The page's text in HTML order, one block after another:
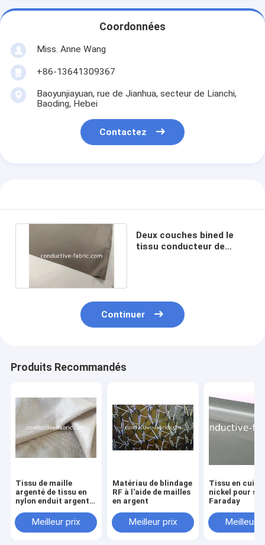
Coordonnées
Miss. Anne Wang
+86-13641309367
Baoyunjiayuan, rue de Jianhua, secteur de Lianchi,
Baoding, Hebei
Contactez
Deux couches bined le
tissu conducteur de
Continuer
Produits Recommandés
Tissu de maille
argenté de tissu en
nylon enduit argenté
d'armature de rf
Meilleur prix
Matériau de blindage
RF à l'aide de mailles
en argent
Meilleur prix
Tissu en
nickel pour
Faraday
Meilleur